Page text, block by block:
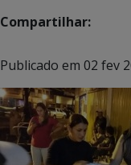
Compartilhar:
Publicado em 02 fev